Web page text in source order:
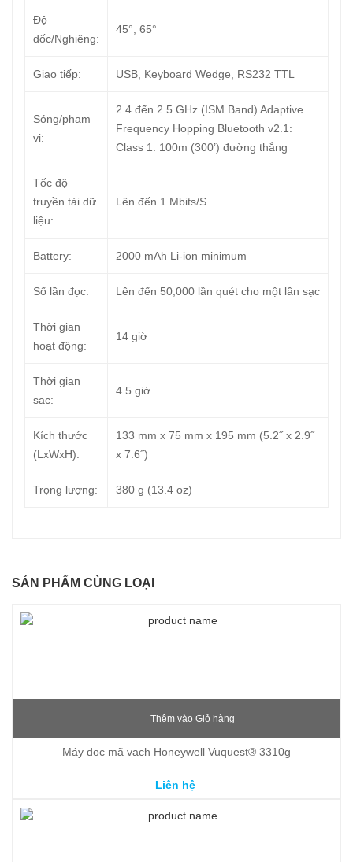
Độ
dốc/Nghiêng:
45°, 65°
Giao tiếp: USB, Keyboard Wedge, RS232 TTL
Sóng/phạm
vi:
2.4 đến 2.5 GHz (ISM Band) Adaptive
Frequency Hopping Bluetooth v2.1:
Class 1: 100m (300’) đường thẳng
Tốc độ
truyền tải dữ
liệu:
Lên đến 1 Mbits/S
Battery: 2000 mAh Li-ion minimum
Số lần đọc: Lên đến 50,000 lần quét cho một lần sạc
Thời gian
hoạt động:
14 giờ
Thời gian
sạc:
4.5 giờ
Kích thước
(LxWxH):
133 mm x 75 mm x 195 mm (5.2˝ x 2.9˝
x 7.6˝)
Trọng lượng: 380 g (13.4 oz)
SẢN PHẨM CÙNG LOẠI
Thêm vào Giỏ hàng
Máy đọc mã vạch Honeywell Vuquest® 3310g
Liên hệ